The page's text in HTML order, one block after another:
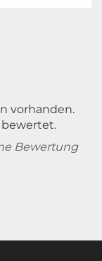
vorhanden.
bewertet.
Bewertung